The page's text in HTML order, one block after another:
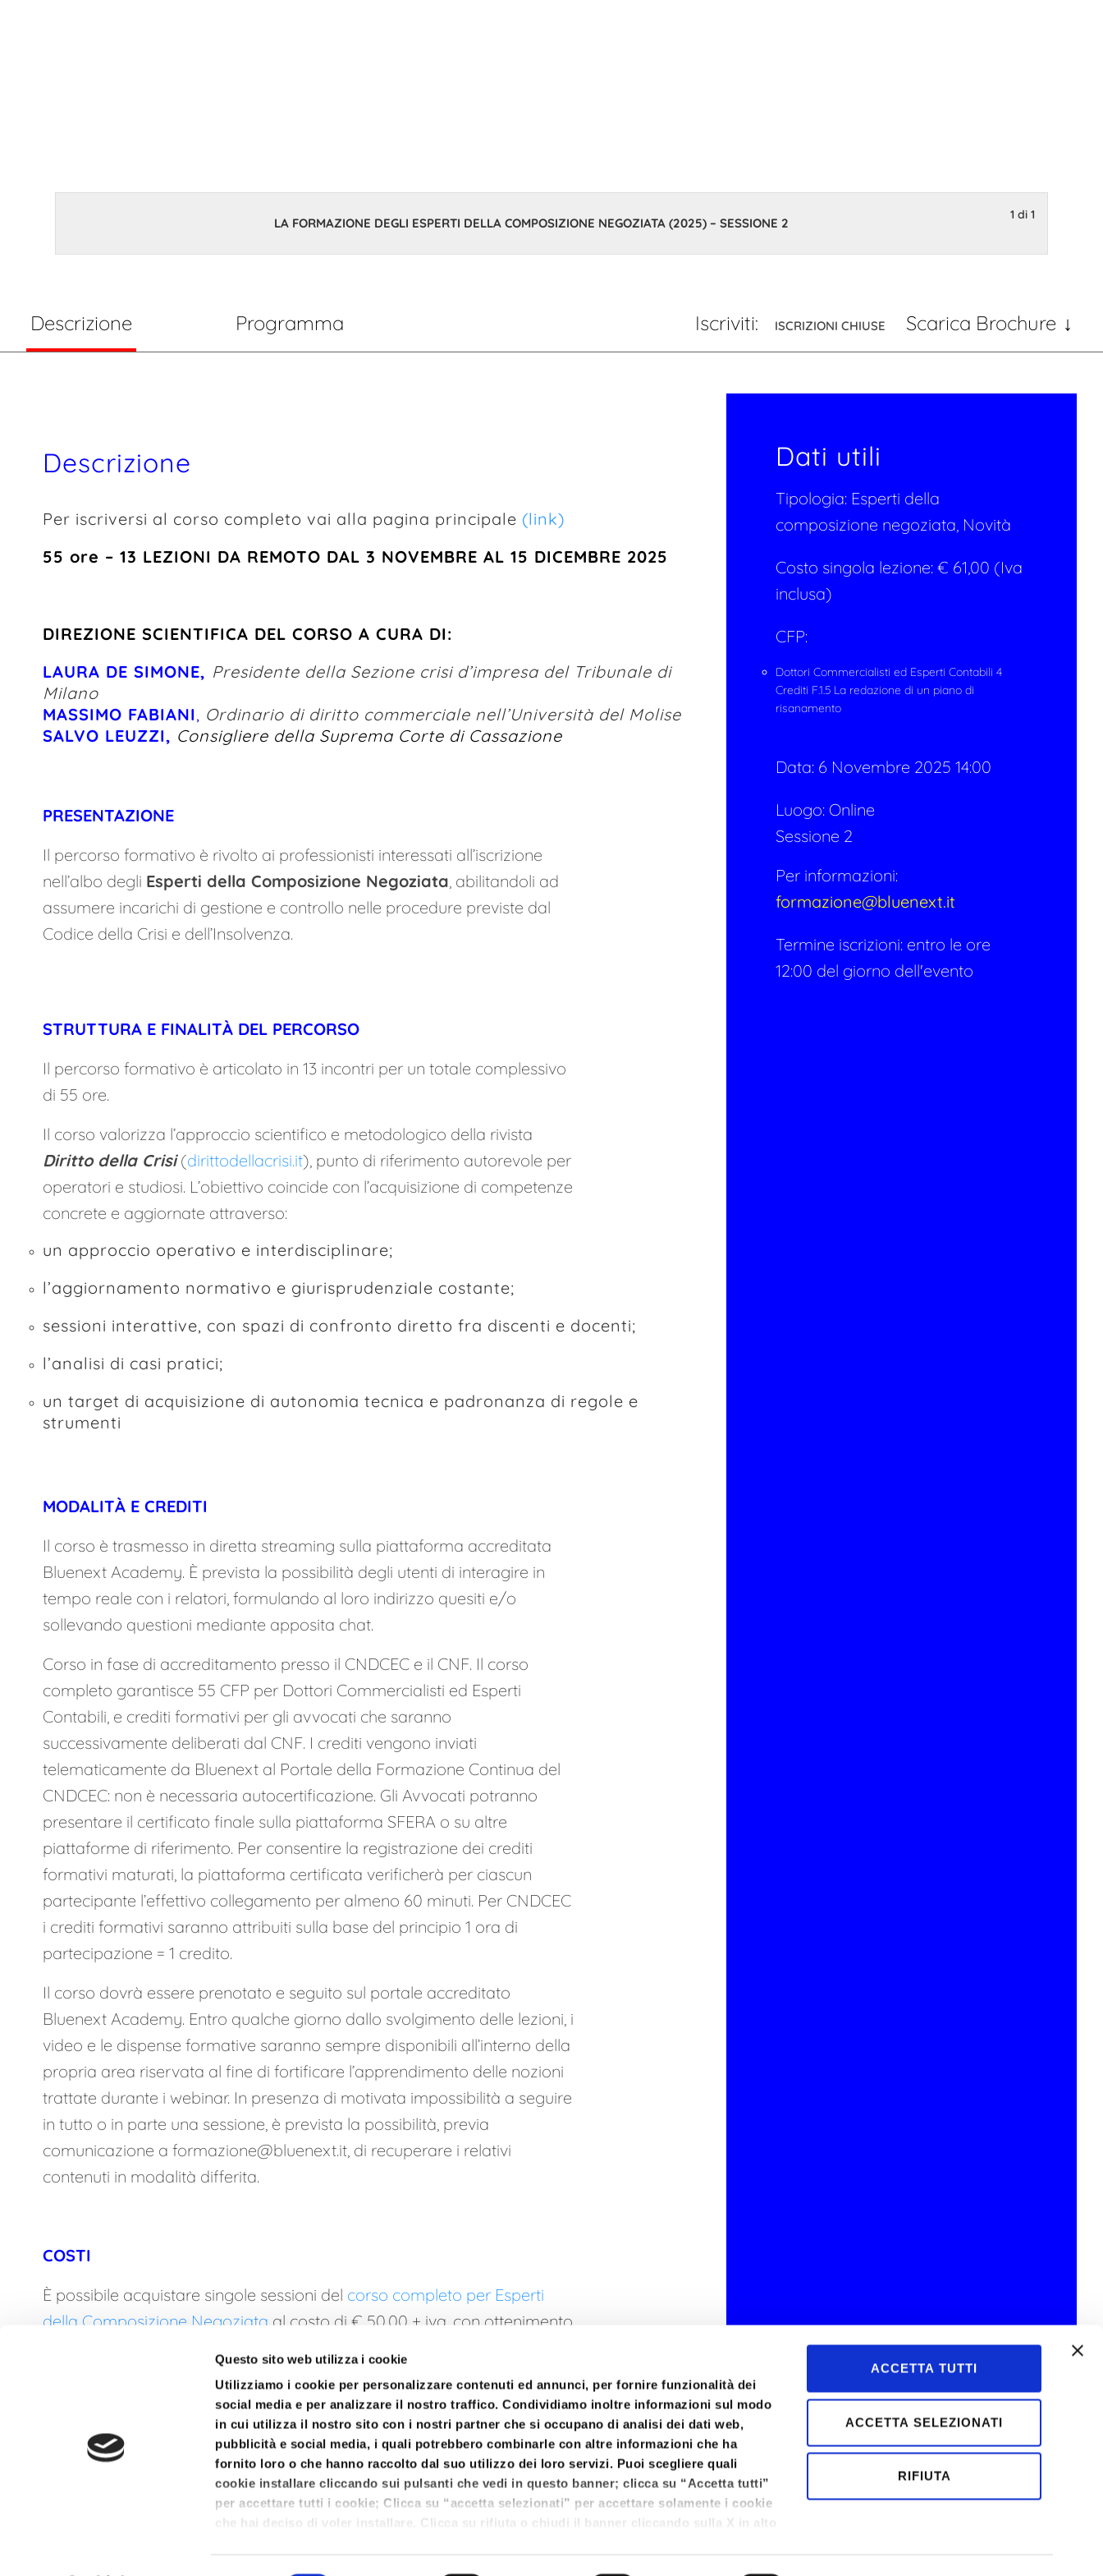
Questo sito web utilizza i cookie
Utilizziamo i cookie per personalizzare contenuti ed annunci, per fornire funzionalità dei
social media e per analizzare il nostro traffico. Condividiamo inoltre informazioni sul modo
in cui utilizza il nostro sito con i nostri partner che si occupano di analisi dei dati web,
pubblicità e social media, i quali potrebbero combinarle con altre informazioni che ha
fornito loro o che hanno raccolto dal suo utilizzo dei loro servizi. Puoi scegliere quali
cookie installare cliccando sui pulsanti che vedi in questo banner; clicca su “Accetta tutti”
per accettare tutti i cookie; Clicca su “accetta selezionati” per accettare solamente i cookie
che hai deciso di voler installare. Clicca su rifiuta o chiudi il banner cliccando sulla X in alto
ACCETTA TUTTI
ACCETTA SELEZIONATI
RIFIUTA
1 di 1
LA FORMAZIONE DEGLI ESPERTI DELLA COMPOSIZIONE NEGOZIATA (2025) – SESSIONE 2
Descrizione Programma Iscriviti: ISCRIZIONI CHIUSE Scarica Brochure
Descrizione
Per iscriversi al corso completo vai alla pagina principale (link)
55 ore – 13 LEZIONI DA REMOTO DAL 3 NOVEMBRE AL 15 DICEMBRE 2025
DIREZIONE SCIENTIFICA DEL CORSO A CURA DI:
LAURA DE SIMONE, Presidente della Sezione crisi d’impresa del Tribunale di
Milano
MASSIMO FABIANI, Ordinario di diritto commerciale nell’Università del Molise
SALVO LEUZZI, Consigliere della Suprema Corte di Cassazione
PRESENTAZIONE
Il percorso formativo è rivolto ai professionisti interessati all’iscrizione
nell’albo degli Esperti della Composizione Negoziata, abilitandoli ad
assumere incarichi di gestione e controllo nelle procedure previste dal
Codice della Crisi e dell’Insolvenza.
STRUTTURA E FINALITÀ DEL PERCORSO
Il percorso formativo è articolato in 13 incontri per un totale complessivo
di 55 ore.
Il corso valorizza l’approccio scientifico e metodologico della rivista
Diritto della Crisi(dirittodellacrisi.it), punto di riferimento autorevole per
operatori e studiosi. L’obiettivo coincide con l’acquisizione di competenze
concrete e aggiornate attraverso:
un approccio operativo e interdisciplinare;
l’aggiornamento normativo e giurisprudenziale costante;
sessioni interattive, con spazi di confronto diretto fra discenti e docenti;
l’analisi di casi pratici;
un target di acquisizione di autonomia tecnica e padronanza di regole e
strumenti
MODALITÀ E CREDITI
Il corso è trasmesso in diretta streaming sulla piattaforma accreditata
Bluenext Academy. È prevista la possibilità degli utenti di interagire in
tempo reale con i relatori, formulando al loro indirizzo quesiti e/o
sollevando questioni mediante apposita chat.
Corso in fase di accreditamento presso il CNDCEC e il CNF. Il corso
completo garantisce 55 CFP per Dottori Commercialisti ed Esperti
Contabili, e crediti formativi per gli avvocati che saranno
successivamente deliberati dal CNF. I crediti vengono inviati
telematicamente da Bluenext al Portale della Formazione Continua del
CNDCEC: non è necessaria autocertificazione. Gli Avvocati potranno
presentare il certificato finale sulla piattaforma SFERA o su altre
piattaforme di riferimento. Per consentire la registrazione dei crediti
formativi maturati, la piattaforma certificata verificherà per ciascun
partecipante l’effettivo collegamento per almeno 60 minuti. Per CNDCEC
i crediti formativi saranno attribuiti sulla base del principio 1 ora di
partecipazione = 1 credito.
Il corso dovrà essere prenotato e seguito sul portale accreditato
Bluenext Academy. Entro qualche giorno dallo svolgimento delle lezioni, i
video e le dispense formative saranno sempre disponibili all’interno della
propria area riservata al fine di fortificare l’apprendimento delle nozioni
trattate durante i webinar. In presenza di motivata impossibilità a seguire
in tutto o in parte una sessione, è prevista la possibilità, previa
comunicazione a formazione@bluenext.it, di recuperare i relativi
contenuti in modalità differita.
COSTI
È possibile acquistare singole sessioni del corso completo per Esperti
della Composizione Negoziata al costo di € 50,00 + iva , con ottenimento
Dati utili
Tipologia: Esperti della
composizione negoziata, Novità
Costo singola lezione: € 61,00 (Iva
inclusa)
CFP:
Dottori Commercialisti ed Esperti Contabili 4
Crediti F.1.5 La redazione di un piano di
risanamento
Data: 6 Novembre 2025 14:00
Luogo: Online
Sessione 2
Per informazioni:
formazione@bluenext.it
Termine iscrizioni: entro le ore
12:00 del giorno dell'evento